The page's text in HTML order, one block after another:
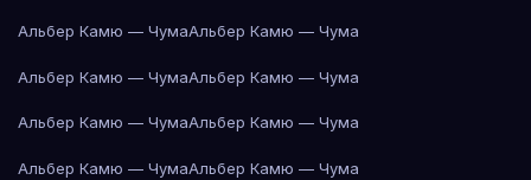
Альбер Камю — ЧумаАльбер Камю — Чума
Альбер Камю — ЧумаАльбер Камю — Чума
Альбер Камю — ЧумаАльбер Камю — Чума
Альбер Камю — ЧумаАльбер Камю — Чума